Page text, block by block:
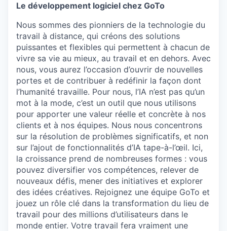
Le développement logiciel chez GoTo
Nous sommes des pionniers de la technologie du
travail à distance, qui créons des solutions
puissantes et flexibles qui permettent à chacun de
vivre sa vie au mieux, au travail et en dehors. Avec
nous, vous aurez l’occasion d’ouvrir de nouvelles
portes et de contribuer à redéfinir la façon dont
l’humanité travaille. Pour nous, l’IA n’est pas qu’un
mot à la mode, c’est un outil que nous utilisons
pour apporter une valeur réelle et concrète à nos
clients et à nos équipes. Nous nous concentrons
sur la résolution de problèmes significatifs, et non
sur l’ajout de fonctionnalités d’IA tape-à-l’œil. Ici,
la croissance prend de nombreuses formes : vous
pouvez diversifier vos compétences, relever de
nouveaux défis, mener des initiatives et explorer
des idées créatives. Rejoignez une équipe GoTo et
jouez un rôle clé dans la transformation du lieu de
travail pour des millions d’utilisateurs dans le
monde entier. Votre travail fera vraiment une